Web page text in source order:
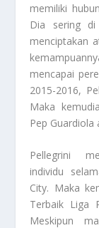
memiliki
Dia sering di
menciptakan
mencapai
2015-2016,
Maka
Pep
Pellegrini
individu
City. Maka
Terbaik Liga
Meskipun